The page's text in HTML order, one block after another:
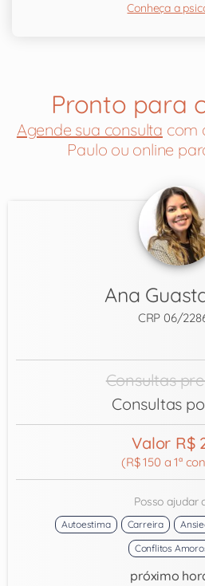
Conheça a
Pronto para
Agende sua consulta com
Paulo ou online
Ana
CRP 06/
Consultas
Consultas
Valor R$
(R$ 150 a 1ª
Posso ajudar
Autoestima Carreira
Conflitos
próximo